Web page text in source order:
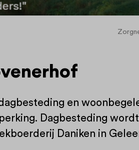
en
Dagbesteding
Daniken in